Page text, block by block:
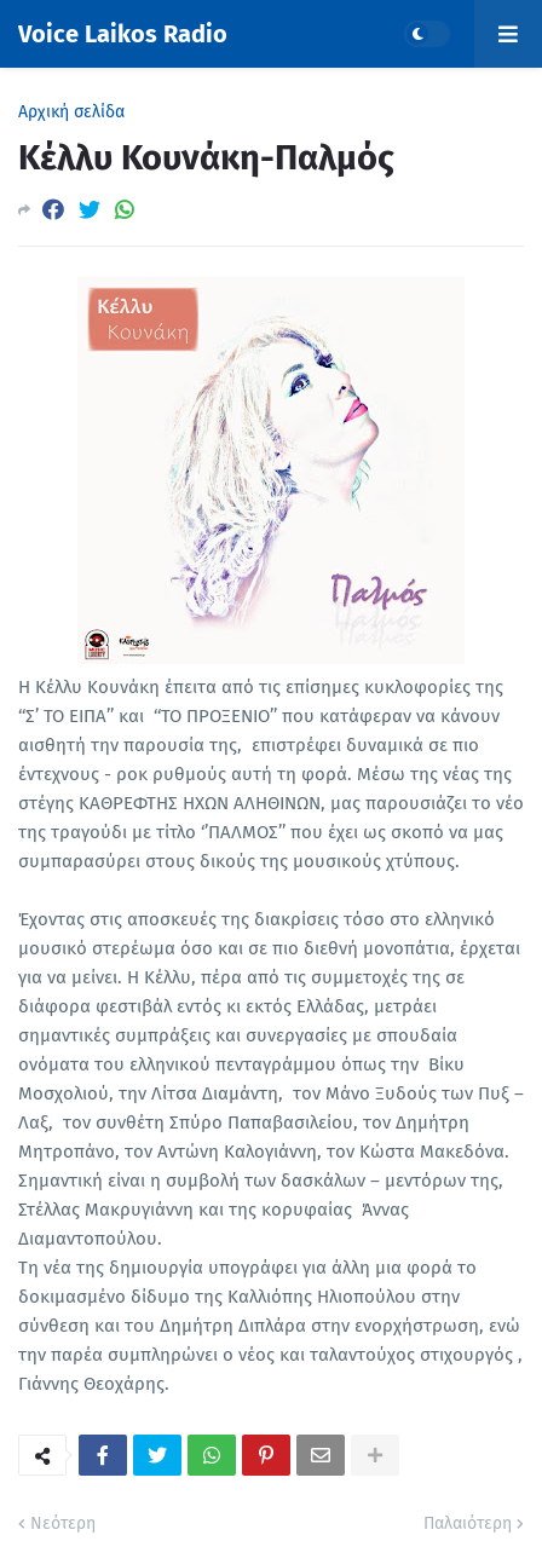
Voice Laikos Radio
Αρχική σελίδα
Κέλλυ Κουνάκη-Παλμός
Η Κέλλυ Κουνάκη έπειτα από τις επίσημες κυκλοφορίες της
‘‘Σ’ ΤΟ ΕΙΠΑ’’ και ‘‘ΤΟ ΠΡΟΞΕΝΙΟ’’ που κατάφεραν να κάνουν
αισθητή την παρουσία της, επιστρέφει δυναμικά σε πιο
έντεχνους - ροκ ρυθμούς αυτή τη φορά. Μέσω της νέας της
στέγης ΚΑΘΡΕΦΤΗΣ ΗΧΩΝ ΑΛΗΘΙΝΩΝ, μας παρουσιάζει το νέο
της τραγούδι με τίτλο ‘’ΠΑΛΜΟΣ’’ που έχει ως σκοπό να μας
συμπαρασύρει στους δικούς της μουσικούς χτύπους.
Έχοντας στις αποσκευές της διακρίσεις τόσο στο ελληνικό
μουσικό στερέωμα όσο και σε πιο διεθνή μονοπάτια, έρχεται
για να μείνει. Η Κέλλυ, πέρα από τις συμμετοχές της σε
διάφορα φεστιβάλ εντός κι εκτός Ελλάδας, μετράει
σημαντικές συμπράξεις και συνεργασίες με σπουδαία
ονόματα του ελληνικού πενταγράμμου όπως την Βίκυ
Μοσχολιού, την Λίτσα Διαμάντη, τον Μάνο Ξυδούς των Πυξ –
Λαξ, τον συνθέτη Σπύρο Παπαβασιλείου, τον Δημήτρη
Μητροπάνο, τον Αντώνη Καλογιάννη, τον Κώστα Μακεδόνα.
Σημαντική είναι η συμβολή των δασκάλων – μεντόρων της,
Στέλλας Μακρυγιάννη και της κορυφαίας Άννας
Διαμαντοπούλου.
Τη νέα της δημιουργία υπογράφει για άλλη μια φορά το
δοκιμασμένο δίδυμο της Καλλιόπης Ηλιοπούλου στην
σύνθεση και του Δημήτρη Διπλάρα στην ενορχήστρωση, ενώ
την παρέα συμπληρώνει ο νέος και ταλαντούχος στιχουργός ,
Γιάννης Θεοχάρης.
Νεότερη Παλαιότερη